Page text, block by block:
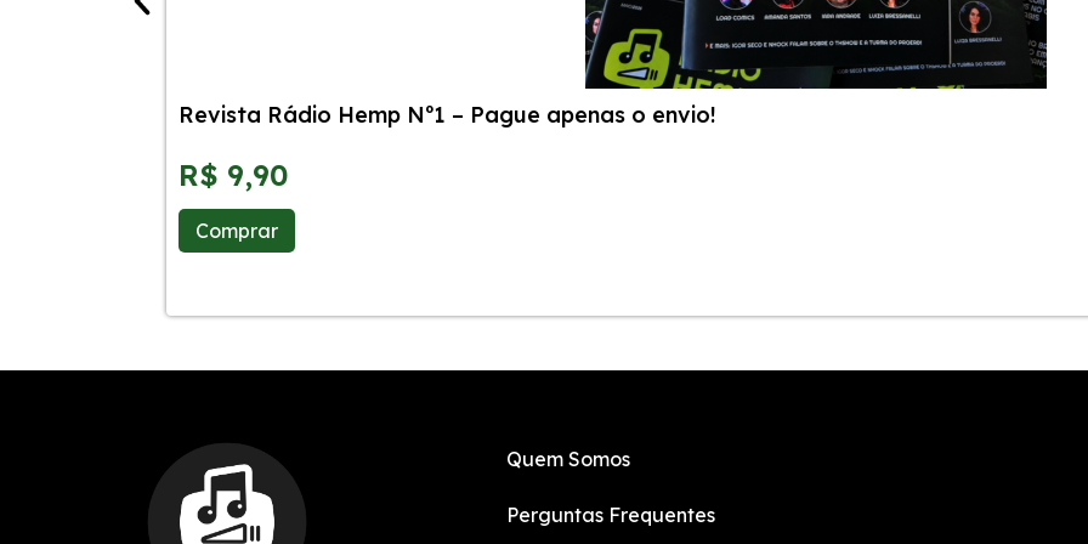
Revista Rádio Hemp Nº1 – Pague apenas o envio!
R$ 9,90
Comprar
Quem Somos
Perguntas Frequentes